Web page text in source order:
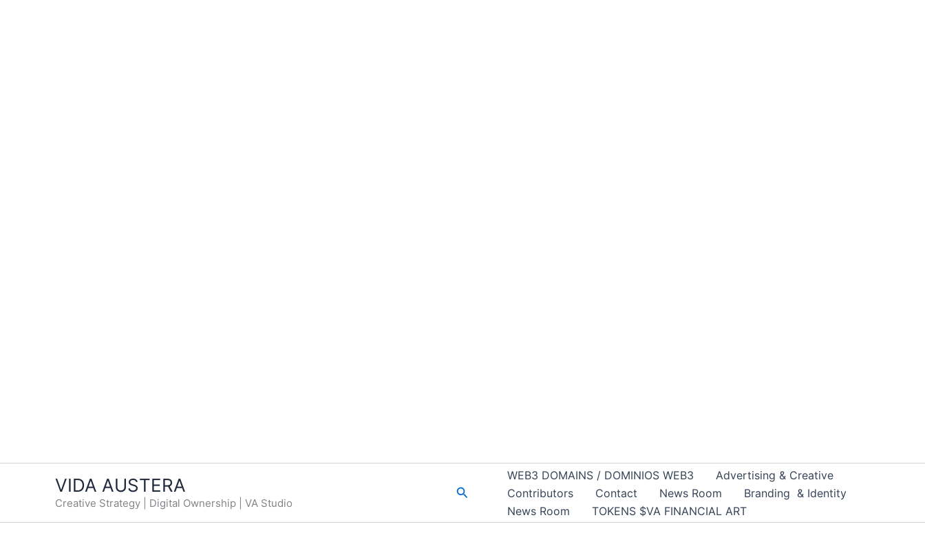
VIDA AUSTERA
Creative Strategy | Digital Ownership | VA Studio
Buscar
WEB3 DOMAINS / DOMINIOS WEB3
Advertising & Creative
Contributors
Contact News Room
Branding & Identity
News Room
TOKENS $VA FINANCIAL ART